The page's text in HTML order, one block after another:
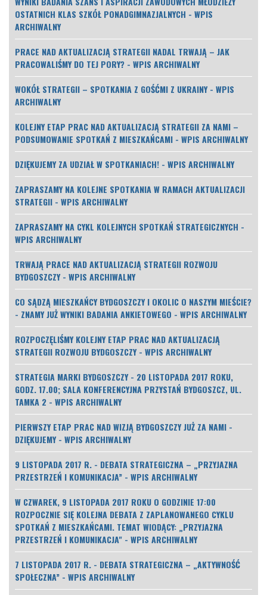
OSTATNICH KLAS SZKÓŁ PONADGIMNAZJALNYCH - WPIS
ARCHIWALNY
PRACE NAD AKTUALIZACJĄ STRATEGII NADAL TRWAJĄ – JAK
PRACOWALIŚMY DO TEJ PORY? - WPIS ARCHIWALNY
WOKÓŁ STRATEGII – SPOTKANIA Z GOŚĆMI Z UKRAINY - WPIS
ARCHIWALNY
KOLEJNY ETAP PRAC NAD AKTUALIZACJĄ STRATEGII ZA NAMI –
PODSUMOWANIE SPOTKAŃ Z MIESZKAŃCAMI - WPIS ARCHIWALNY
DZIĘKUJEMY ZA UDZIAŁ W SPOTKANIACH! - WPIS ARCHIWALNY
ZAPRASZAMY NA KOLEJNE SPOTKANIA W RAMACH AKTUALIZACJI
STRATEGII - WPIS ARCHIWALNY
ZAPRASZAMY NA CYKL KOLEJNYCH SPOTKAŃ STRATEGICZNYCH -
WPIS ARCHIWALNY
TRWAJĄ PRACE NAD AKTUALIZACJĄ STRATEGII ROZWOJU
BYDGOSZCZY - WPIS ARCHIWALNY
CO SĄDZĄ MIESZKAŃCY BYDGOSZCZY I OKOLIC O NASZYM MIEŚCIE?
- ZNAMY JUŻ WYNIKI BADANIA ANKIETOWEGO - WPIS ARCHIWALNY
ROZPOCZĘLIŚMY KOLEJNY ETAP PRAC NAD AKTUALIZACJĄ
STRATEGII ROZWOJU BYDGOSZCZY - WPIS ARCHIWALNY
STRATEGIA MARKI BYDGOSZCZY - 20 LISTOPADA 2017 ROKU,
GODZ. 17.00; SALA KONFERENCYJNA PRZYSTAŃ BYDGOSZCZ, UL.
TAMKA 2 - WPIS ARCHIWALNY
PIERWSZY ETAP PRAC NAD WIZJĄ BYDGOSZCZY JUŻ ZA NAMI -
DZIĘKUJEMY - WPIS ARCHIWALNY
9 LISTOPADA 2017 R. - DEBATA STRATEGICZNA – „PRZYJAZNA
PRZESTRZEŃ I KOMUNIKACJA” - WPIS ARCHIWALNY
W CZWAREK, 9 LISTOPADA 2017 ROKU O GODZINIE 17:00
ROZPOCZNIE SIĘ KOLEJNA DEBATA Z ZAPLANOWANEGO CYKLU
SPOTKAŃ Z MIESZKAŃCAMI. TEMAT WIODĄCY: „PRZYJAZNA
PRZESTRZEŃ I KOMUNIKACJA" - WPIS ARCHIWALNY
7 LISTOPADA 2017 R. - DEBATA STRATEGICZNA – „AKTYWNOŚĆ
SPOŁECZNA” - WPIS ARCHIWALNY